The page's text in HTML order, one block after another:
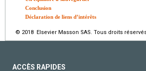
Conclusion
Déclaration de liens d’intérêts
© 2018 Elsevier Masson SAS. Tous droits
ACCÈS RAPIDES